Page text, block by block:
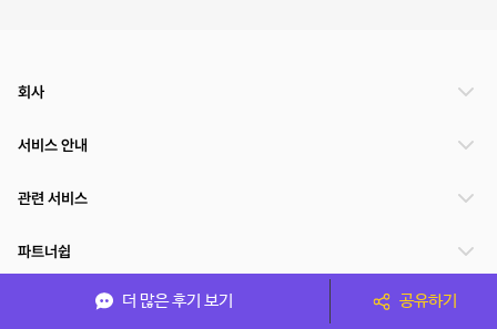
더 많은 후기 보기 공유하기
회사
서비스 안내
관련 서비스
파트너쉽
서비스 제공 국가